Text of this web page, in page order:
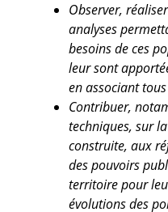
Observer,
analyses
besoins de ces
leur sont
en associant
Contribuer,
techniques, sur
construite, aux
des pouvoirs
territoire pour
évolutions des